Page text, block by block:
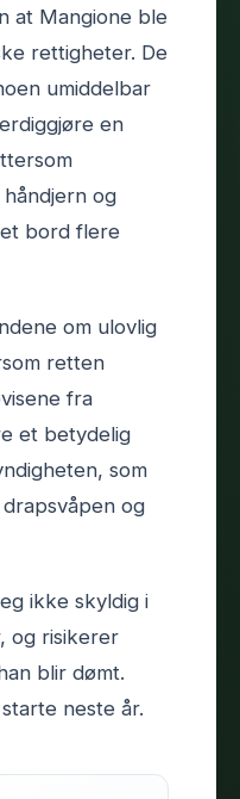
at Mangione ble
rettigheter. De
umiddelbar
en
og
bord flere
om ulovlig
retten
fra
et betydelig
som
og
ikke skyldig i
og risikerer
blir dømt.
neste år.